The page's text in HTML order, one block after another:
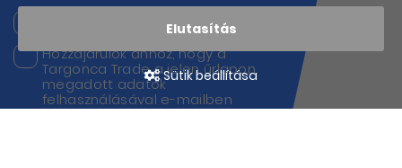
Munkagépek
Hozzájárulok ahhoz, hogy a
Targonca Trade a jelen űrlapon
megadott adatok
felhasználásával e-mailben
kapcsolatba lépjen velem
Elutasítás
Sütik beállítása